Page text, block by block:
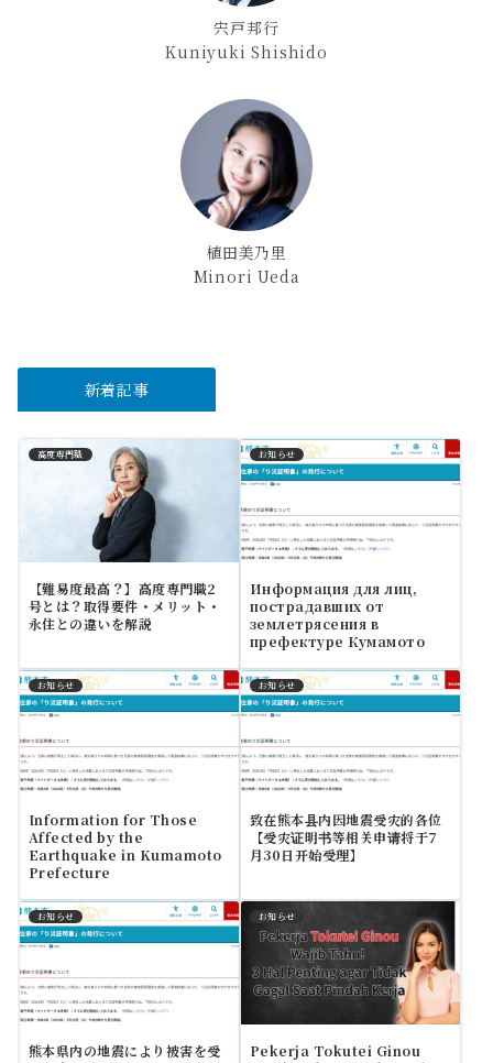
宍戸邦行
Kuniyuki Shishido
植田美乃里
Minori Ueda
新着記事
高度専門職
【難易度最高？】高度専門職2
号とは？取得要件・メリット・
永住との違いを解説
お知らせ
Информация для лиц,
пострадавших от
землетрясения в
префектуре Кумамото
お知らせ
Information for Those
Affected by the
Earthquake in Kumamoto
Prefecture
お知らせ
致在熊本县内因地震受灾的各位
【受灾证明书等相关申请将于7
月30日开始受理】
お知らせ
熊本県内の地震により被害を受
お知らせ
Pekerja Tokutei Ginou